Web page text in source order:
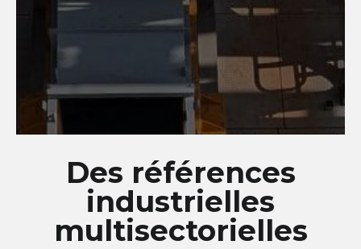
Des références
industrielles
multisectorielles